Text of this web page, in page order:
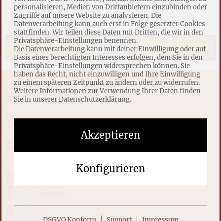
Absenden
Unternehmenshandel
Unternehmensfinanzierung
Unternehmensbewertung
Unternehmensverkauf
Unternehmensförderung
Franchise finden
Kontakt
personalisieren, Medien von Drittanbietern einzubinden oder
Zugriffe auf unsere Website zu analysieren. Die
Datenverarbeitung kann auch erst in Folge gesetzter Cookies
stattfinden. Wir teilen diese Daten mit Dritten, die wir in den
Privatsphäre-Einstellungen benennen.
Die Datenverarbeitung kann mit deiner Einwilligung oder auf
Basis eines berechtigten Interesses erfolgen, dem Sie in den
Privatsphäre-Einstellungen widersprechen können. Sie
haben das Recht, nicht einzuwilligen und Ihre Einwilligung
zu einem späteren Zeitpunkt zu ändern oder zu widerrufen.
Weitere Informationen zur Verwendung Ihrer Daten finden
Sie in unserer Datenschutzerklärung.
Konfigurieren
Akzeptieren